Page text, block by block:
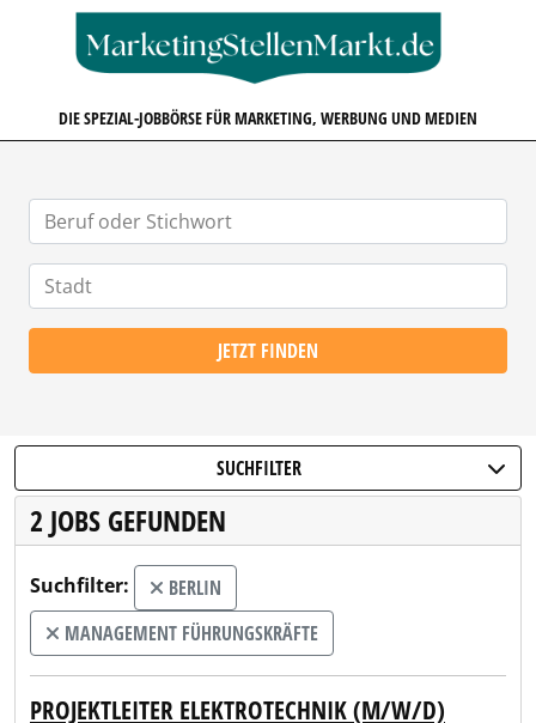
DIE SPEZIAL-JOBBÖRSE FÜR MARKETING, WERBUNG UND MEDIEN
JETZT FINDEN
SUCHFILTER
2 JOBS GEFUNDEN
Suchfilter:
BERLIN
MANAGEMENT FÜHRUNGSKRÄFTE
PROJEKTLEITER ELEKTROTECHNIK (M/W/D)